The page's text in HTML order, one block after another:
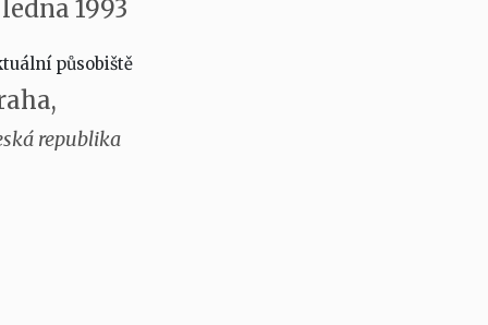
ledna 1993
působiště
republika